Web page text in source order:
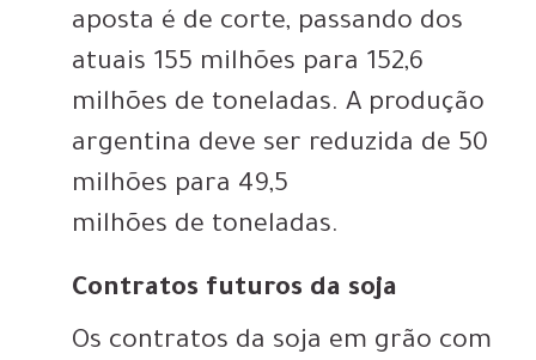
aposta é de corte, passando dos
atuais 155 milhões para 152,6
milhões de toneladas. A produção
argentina deve ser reduzida de 50
milhões para 49,5
milhões de toneladas.
Contratos futuros da soja
Os contratos da soja em grão com